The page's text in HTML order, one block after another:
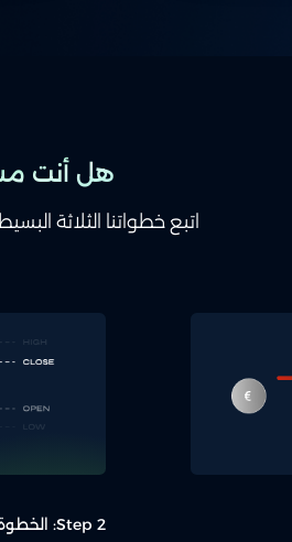
هل أنت
اتبع خطواتنا الثلاثة
Step 2: الخطوة 2: افتح صفقتك